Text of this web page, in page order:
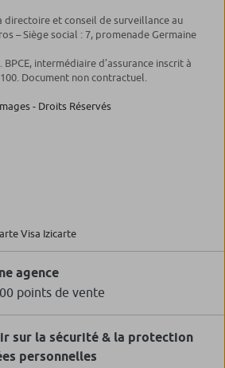
directoire et conseil de surveillance au
– Siège social : 7, promenade Germaine
BPCE, intermédiaire d’assurance inscrit à
100. Document non contractuel.
- Droits Réservés
Visa Izicarte
agence
points de vente
sur la sécurité & la protection
personnelles